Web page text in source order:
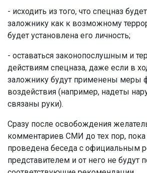
- исходить из того, что спецназ
заложнику как к возможному
будет установлена его личность;
- оставаться законопослушным и
действиям спецназа, даже если в
заложнику будут применены меры
воздействия (например, надеты
связаны руки).
Сразу после освобождения
комментариев СМИ до тех пор, пока
проведена беседа с официальным
представителем и от него не будут